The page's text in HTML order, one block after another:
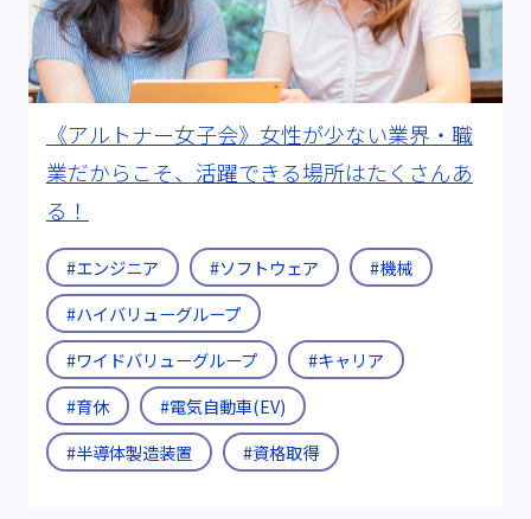
《アルトナー女子会》女性が少ない業界・職
業だからこそ、活躍できる場所はたくさんあ
る！
#エンジニア #ソフトウェア
#機械
#ハイバリューグループ
#ワイドバリューグループ
#キャリア
#育休
#電気自動車(EV)
#半導体製造装置
#資格取得